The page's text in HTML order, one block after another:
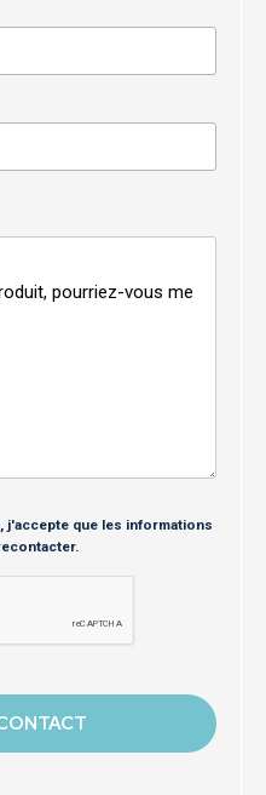
j'accepte que les informations